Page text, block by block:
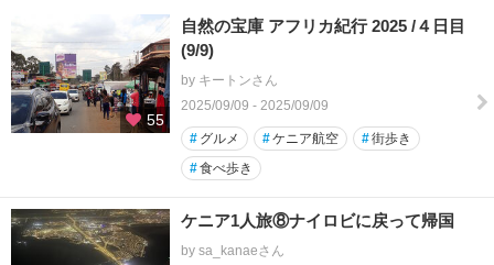
55
自然の宝庫 アフリカ紀行 2025 /４日目
(9/9)
by キートンさん
2025/09/09 - 2025/09/09
# グルメ #ケニア航空 #街歩き
#食べ歩き
ケニア1人旅⑧ナイロビに戻って帰国
by sa_kanaeさん